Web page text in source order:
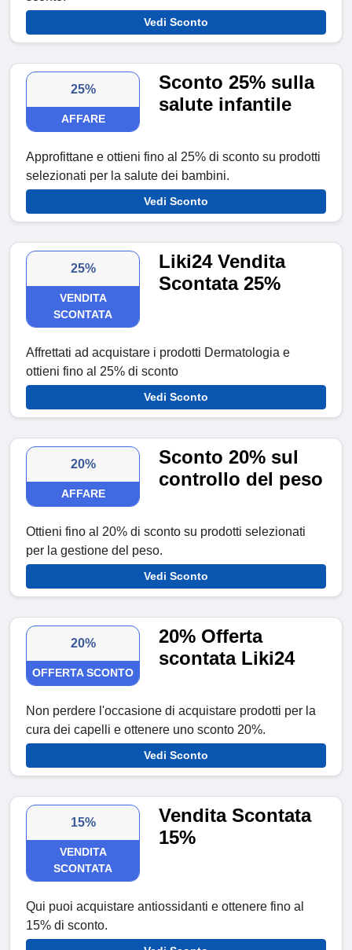
Vedi Sconto
25%
AFFARE
Sconto 25% sulla
salute infantile
Approfittane e ottieni fino al 25% di sconto su prodotti
selezionati per la salute dei bambini.
Vedi Sconto
25%
VENDITA
SCONTATA
Liki24 Vendita
Scontata 25%
Affrettati ad acquistare i prodotti Dermatologia e
ottieni fino al 25% di sconto
Vedi Sconto
20%
AFFARE
Sconto 20% sul
controllo del peso
Ottieni fino al 20% di sconto su prodotti selezionati
per la gestione del peso.
Vedi Sconto
20%
OFFERTA SCONTO
20% Offerta
scontata Liki24
Non perdere l'occasione di acquistare prodotti per la
cura dei capelli e ottenere uno sconto 20%.
Vedi Sconto
15%
VENDITA
SCONTATA
Vendita Scontata
15%
Qui puoi acquistare antiossidanti e ottenere fino al
15% di sconto.